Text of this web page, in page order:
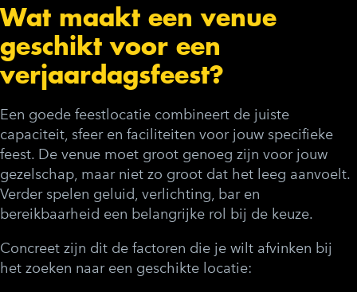
Wat maakt een venue
geschikt voor een
verjaardagsfeest?
Een goede feestlocatie combineert de juiste
capaciteit, sfeer en faciliteiten voor jouw specifieke
feest. De venue moet groot genoeg zijn voor jouw
gezelschap, maar niet zo groot dat het leeg aanvoelt.
Verder spelen geluid, verlichting, bar en
bereikbaarheid een belangrijke rol bij de keuze.
Concreet zijn dit de factoren die je wilt afvinken bij
het zoeken naar een geschikte locatie: